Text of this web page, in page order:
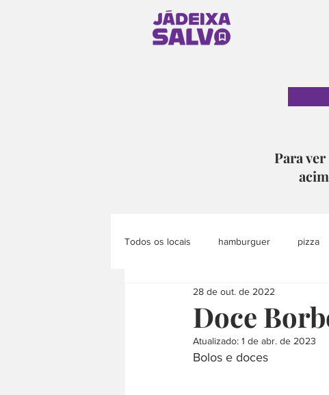
Para
Todos os locais hamburguer pizza
doce eventos
culinária internacional
Doce
28 de out. de 2022
Atualizado: 1 de abr. de 2023
Bolos e doces